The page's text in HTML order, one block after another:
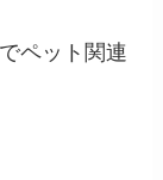
ペット関連